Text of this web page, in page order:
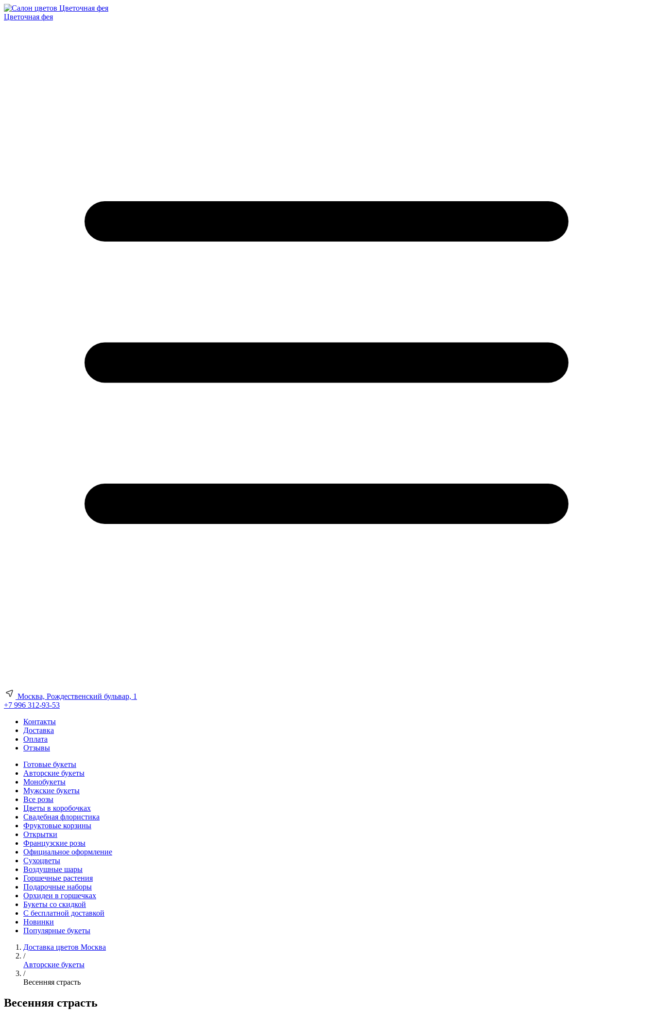
Цветочная фея
Москва, Рождественский бульвар, 1
+7 996 312-93-53
Контакты
Доставка
Оплата
Отзывы
Готовые букеты
Авторские букеты
Монобукеты
Мужские букеты
Все розы
Цветы в коробочках
Свадебная флористика
Фруктовые корзины
Открытки
Французские розы
Официальное оформление
Сухоцветы
Воздушные шары
Горшечные растения
Подарочные наборы
Орхидеи в горшечках
Букеты со скидкой
С бесплатной доставкой
Новинки
Популярные букеты
Доставка цветов Москва
/
Авторские букеты
/
Весенняя страсть
Весенняя страсть